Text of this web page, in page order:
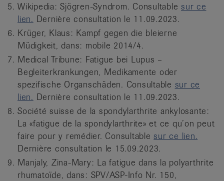
Wikipedia: Sjögren-Syndrom. Consultable sur ce
lien. Dernière consultation le 11.09.2023.
Krüger, Klaus: Kampf gegen die bleierne
Müdigkeit, dans: mobile 2014/4.
Medical Tribune: Fatigue bei Lupus –
Begleiterkrankungen, Medikamente oder
spezifische Organschäden. Consultable sur ce
lien. Dernière consultation le 11.09.2023.
Société suisse de la spondylarthrite ankylosante:
La «fatigue de la spondylarthrite» et ce qu’on peut
faire pour y remédier. Consultablesur ce lien.
Dernière consultation le 15.09.2023.
Manjaly, Zina-Mary: La fatigue dans la polyarthrite
rhumatoïde, dans: SPV/ASP-Info Nr. 150,